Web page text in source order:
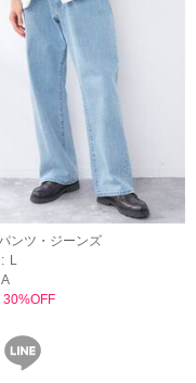
ンツ・ジーンズ
L